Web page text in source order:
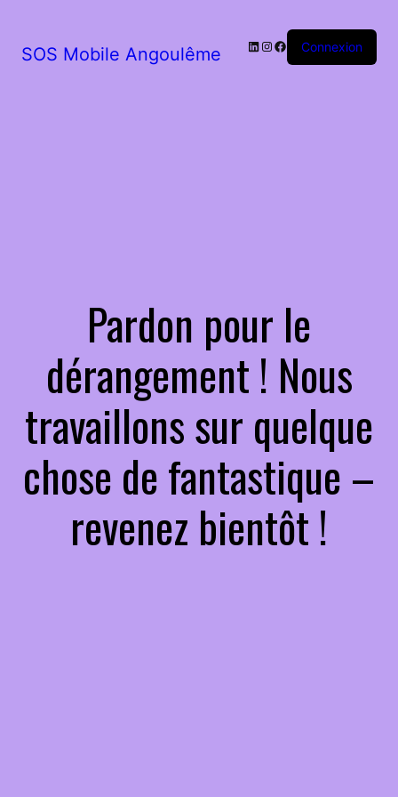
SOS Mobile Angoulême LinkedIn
Instagram
Facebook
Connexion
Pardon pour le
dérangement ! Nous
travaillons sur quelque
chose de fantastique –
revenez bientôt !